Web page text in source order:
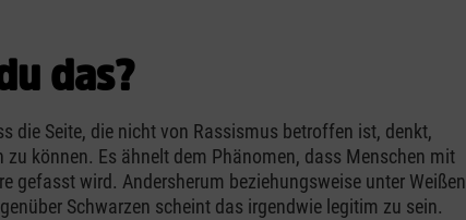
das?
die Seite, die nicht von Rassismus betroffen ist, denkt,
zu können. Es ähnelt dem Phänomen, dass Menschen mit
gefasst wird. Andersherum beziehungsweise unter Weißen
Schwarzen scheint das irgendwie legitim zu sein.